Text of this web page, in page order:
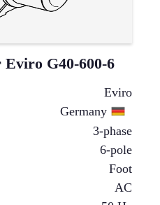
G40-600-6
Eviro
Germany
3-phase
6-pole
Foot
AC